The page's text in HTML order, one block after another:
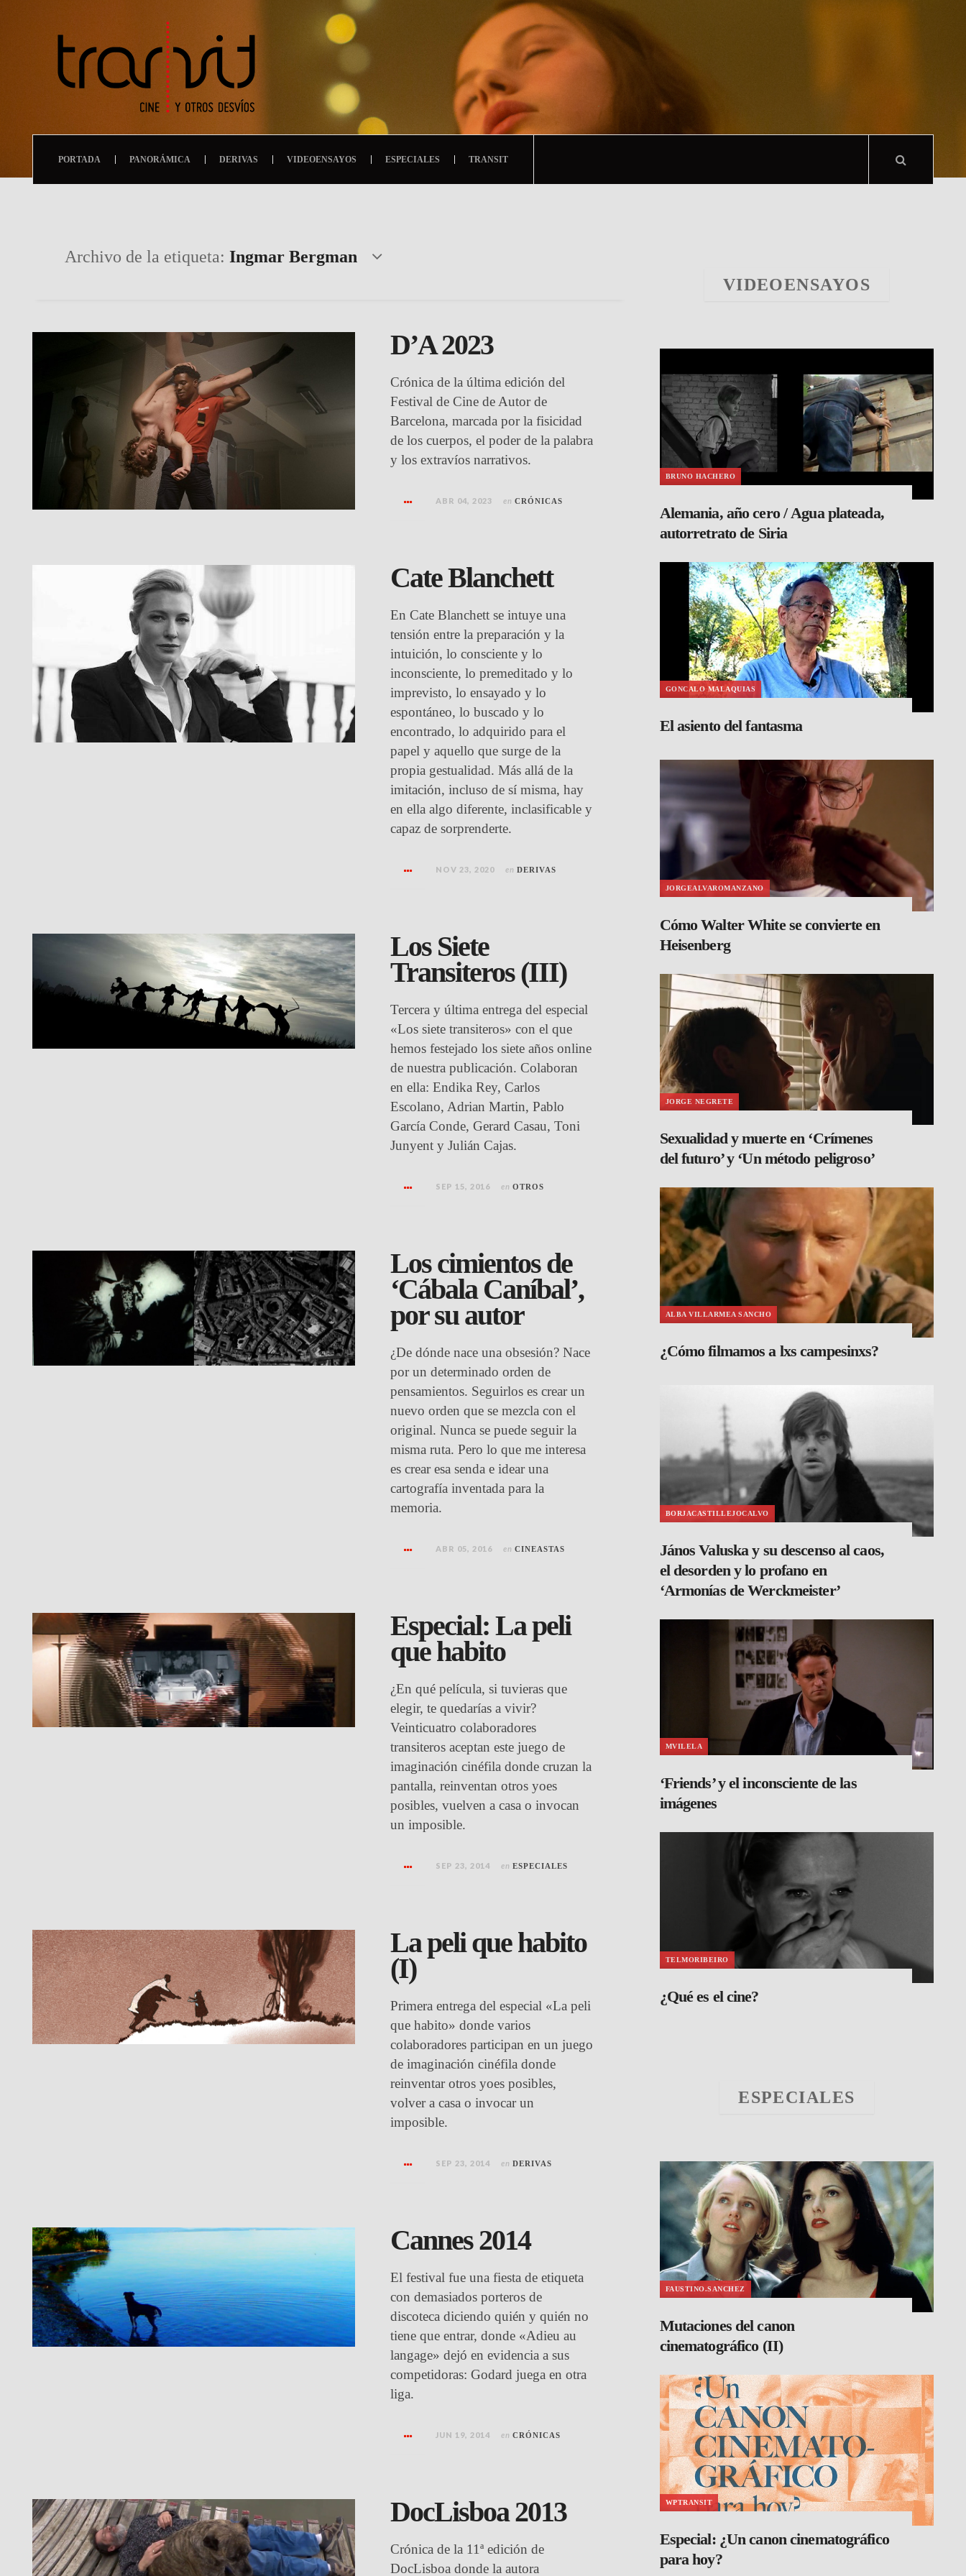
PORTADA PANORÁMICA DERIVAS VIDEOENSAYOS ESPECIALES TRANSIT
Archivo de la etiqueta: Ingmar Bergman
D’A 2023
Crónica de la última edición del
Festival de Cine de Autor de
Barcelona, marcada por la fisicidad
de los cuerpos, el poder de la palabra
y los extravíos narrativos.
ABR 04, 2023 en CRÓNICAS
Cate Blanchett
En Cate Blanchett se intuye una
tensión entre la preparación y la
intuición, lo consciente y lo
inconsciente, lo premeditado y lo
imprevisto, lo ensayado y lo
espontáneo, lo buscado y lo
encontrado, lo adquirido para el
papel y aquello que surge de la
propia gestualidad. Más allá de la
imitación, incluso de sí misma, hay
en ella algo diferente, inclasificable y
capaz de sorprenderte.
NOV 23, 2020 en DERIVAS
Los Siete
Transiteros (III)
Tercera y última entrega del especial
«Los siete transiteros» con el que
hemos festejado los siete años online
de nuestra publicación. Colaboran
en ella: Endika Rey, Carlos
Escolano, Adrian Martin, Pablo
García Conde, Gerard Casau, Toni
Junyent y Julián Cajas.
SEP 15, 2016 en OTROS
Los cimientos de
‘Cábala Caníbal’,
por su autor
¿De dónde nace una obsesión? Nace
por un determinado orden de
pensamientos. Seguirlos es crear un
nuevo orden que se mezcla con el
original. Nunca se puede seguir la
misma ruta. Pero lo que me interesa
es crear esa senda e idear una
cartografía inventada para la
memoria.
ABR 05, 2016 en CINEASTAS
Especial: La peli
que habito
¿En qué película, si tuvieras que
elegir, te quedarías a vivir?
Veinticuatro colaboradores
transiteros aceptan este juego de
imaginación cinéfila donde cruzan la
pantalla, reinventan otros yoes
posibles, vuelven a casa o invocan
un imposible.
SEP 23, 2014 en ESPECIALES
La peli que habito
(I)
Primera entrega del especial «La peli
que habito» donde varios
colaboradores participan en un juego
de imaginación cinéfila donde
reinventar otros yoes posibles,
volver a casa o invocar un
imposible.
SEP 23, 2014 en DERIVAS
Cannes 2014
El festival fue una fiesta de etiqueta
con demasiados porteros de
discoteca diciendo quién y quién no
tiene que entrar, donde «Adieu au
langage» dejó en evidencia a sus
competidoras: Godard juega en otra
liga.
JUN 19, 2014 en CRÓNICAS
DocLisboa 2013
Crónica de la 11ª edición de
DocLisboa donde la autora
VIDEOENSAYOS
BRUNO HACHERO
Alemania, año cero / Agua plateada,
autorretrato de Siria
GONCALO MALAQUIAS
El asiento del fantasma
JORGEALVAROMANZANO
Cómo Walter White se convierte en
Heisenberg
JORGE NEGRETE
Sexualidad y muerte en ‘Crímenes
del futuro’ y ‘Un método peligroso’
ALBA VILLARMEA SANCHO
¿Cómo filmamos a lxs campesinxs?
BORJACASTILLEJOCALVO
János Valuska y su descenso al caos,
el desorden y lo profano en
‘Armonías de Werckmeister’
MVILELA
‘Friends’ y el inconsciente de las
imágenes
TELMORIBEIRO
¿Qué es el cine?
ESPECIALES
FAUSTINO.SANCHEZ
Mutaciones del canon
cinematográfico (II)
WPTRANSIT
Especial: ¿Un canon cinematográfico
para hoy?